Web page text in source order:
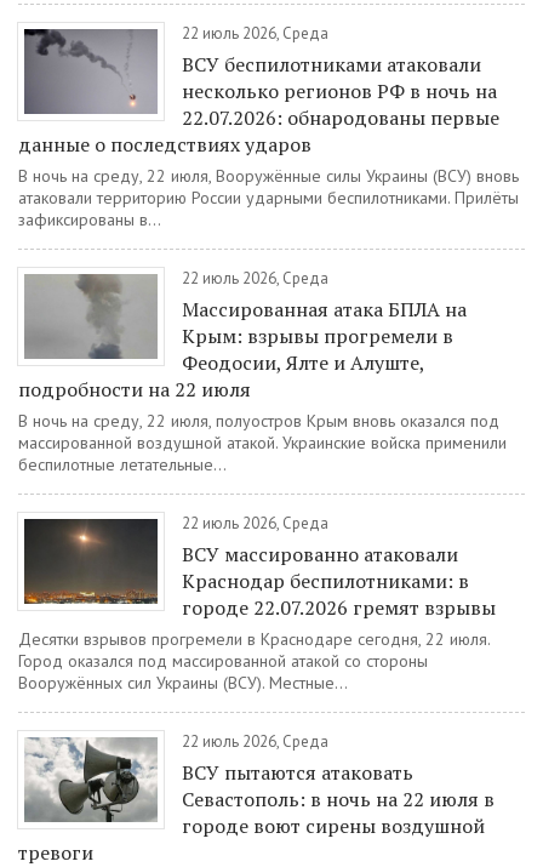
22 июль 2026, Среда
ВСУ беспилотниками атаковали
несколько регионов РФ в ночь на
22.07.2026: обнародованы первые
данные о последствиях ударов
В ночь на среду, 22 июля, Вооружённые силы Украины (ВСУ) вновь
атаковали территорию России ударными беспилотниками. Прилёты
зафиксированы в...
22 июль 2026, Среда
Массированная атака БПЛА на
Крым: взрывы прогремели в
Феодосии, Ялте и Алуште,
подробности на 22 июля
В ночь на среду, 22 июля, полуостров Крым вновь оказался под
массированной воздушной атакой. Украинские войска применили
беспилотные летательные...
22 июль 2026, Среда
ВСУ массированно атаковали
Краснодар беспилотниками: в
городе 22.07.2026 гремят взрывы
Десятки взрывов прогремели в Краснодаре сегодня, 22 июля.
Город оказался под массированной атакой со стороны
Вооружённых сил Украины (ВСУ). Местные...
22 июль 2026, Среда
ВСУ пытаются атаковать
Севастополь: в ночь на 22 июля в
городе воют сирены воздушной
тревоги